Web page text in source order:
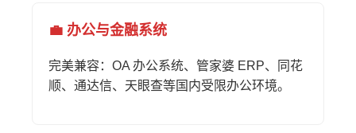
💼 办公与金融系统
完美兼容：OA 办公系统、管家婆 ERP、同花
顺、通达信、天眼查等国内受限办公环境。